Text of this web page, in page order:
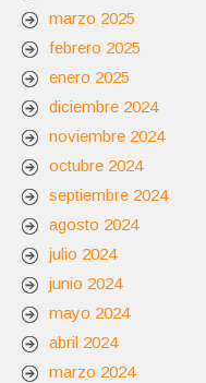
marzo 2025
febrero 2025
enero 2025
diciembre 2024
noviembre 2024
octubre 2024
septiembre 2024
agosto 2024
julio 2024
junio 2024
mayo 2024
abril 2024
marzo 2024